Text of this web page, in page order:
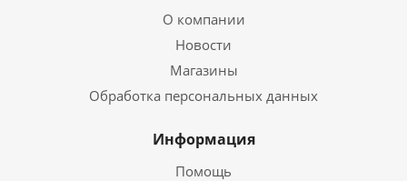
О компании
Новости
Магазины
Обработка персональных данных
Информация
Помощь